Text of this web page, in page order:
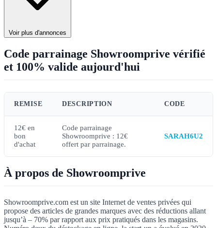
Voir plus d'annonces
Code parrainage Showroomprive vérifié
et 100% valide aujourd'hui
REMISE DESCRIPTION CODE
12€ en
bon
d'achat
Code parrainage
Showroomprive : 12€
offert par parrainage.
SARAH6U2
À propos de Showroomprive
Showroomprive.com est un site Internet de ventes privées qui
propose des articles de grandes marques avec des réductions allant
jusqu’à – 70% par rapport aux prix pratiqués dans les magasins.